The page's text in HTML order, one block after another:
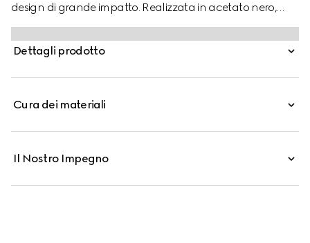
design di grande impatto. Realizzata in acetato nero,
questa montatura da vista cat-eye presenta aste in
metallo color oro chiaro decorate con perle e con il
motivo Incrocio GG in versione cut-out.
Dettagli prodotto
Cura dei materiali
Il Nostro Impegno